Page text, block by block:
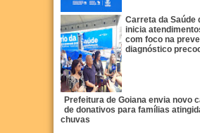
Carreta da Saúde
inicia
com foco na
diagnóstico
Prefeitura de Goiana envia novo
de donativos para famílias
chuvas